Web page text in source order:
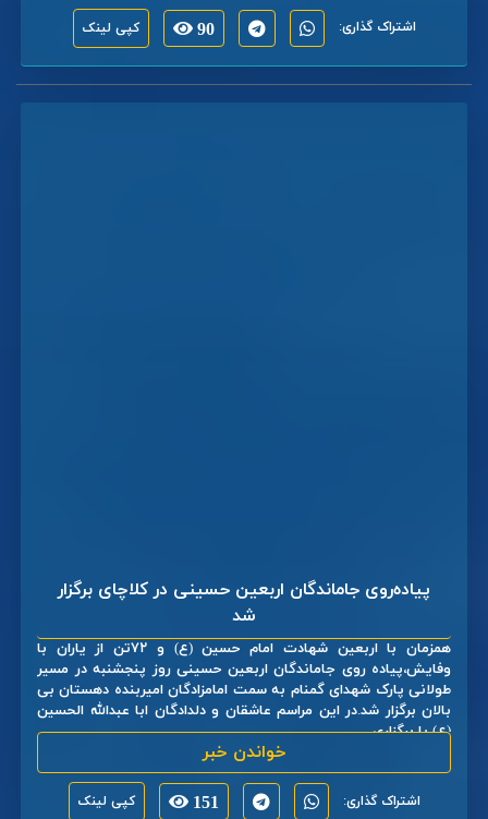
اشتراک گذاری: 90 کپی لینک
پیاده‌روی جاماندگان اربعین حسینی در کلاچای برگزار
شد
همزمان با اربعین شهادت امام حسین (ع) و ۷۲تن از یاران با
وفایش،پیاده روی جاماندگان اربعین حسینی روز پنجشنبه در مسیر
طولانی پارک شهدای گمنام به سمت امامزادگان امیربنده دهستان بی
بالان برگزار شد.در این مراسم عاشقان و دلدادگان ابا عبدالله الحسین
(ع) با برگزاری ...
خواندن خبر
اشتراک گذاری: 151 کپی لینک